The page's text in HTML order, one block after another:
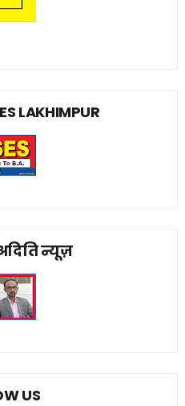
LAKHIMPUR
न्यूज़
US